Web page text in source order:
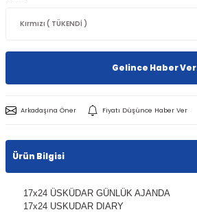
Gelince Haber Ver
Arkadaşına Öner Fiyatı Düşünce Haber Ver
Ürün Bilgisi
17x24 ÜSKÜDAR GÜNLÜK AJANDA
17x24 USKUDAR DIARY